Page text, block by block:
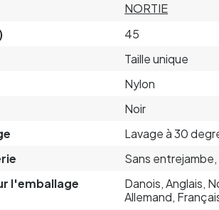
NORTIE
45
Taille unique
Nylon
Noir
Lavage à 30
Sans
l'emballage
Danois, Anglais,
Allemand,